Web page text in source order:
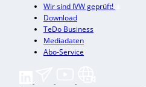
Wir sind IVW geprüft!
Download
TeDo Business
Mediadaten
Abo-Service